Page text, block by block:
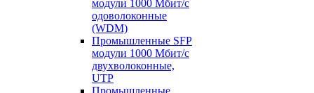
модули 1000 Мбит/c
одоволоконные
(WDM)
Промышленные SFP
модули 1000 Мбит/c
двухволоконные,
UTP
Промышленные